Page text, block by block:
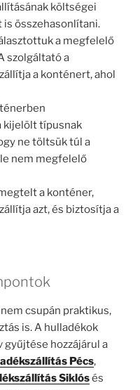
költségei
is összehasonlítani.
a megfelelő
szolgáltató a
a konténert, ahol
kijelölt típusnak
ne töltsük túl a
nem megfelelő
a konténer,
azt, és biztosítja a
csupán praktikus,
is. A hulladékok
gyűjtése hozzájárul a
Pécs,
Siklósés